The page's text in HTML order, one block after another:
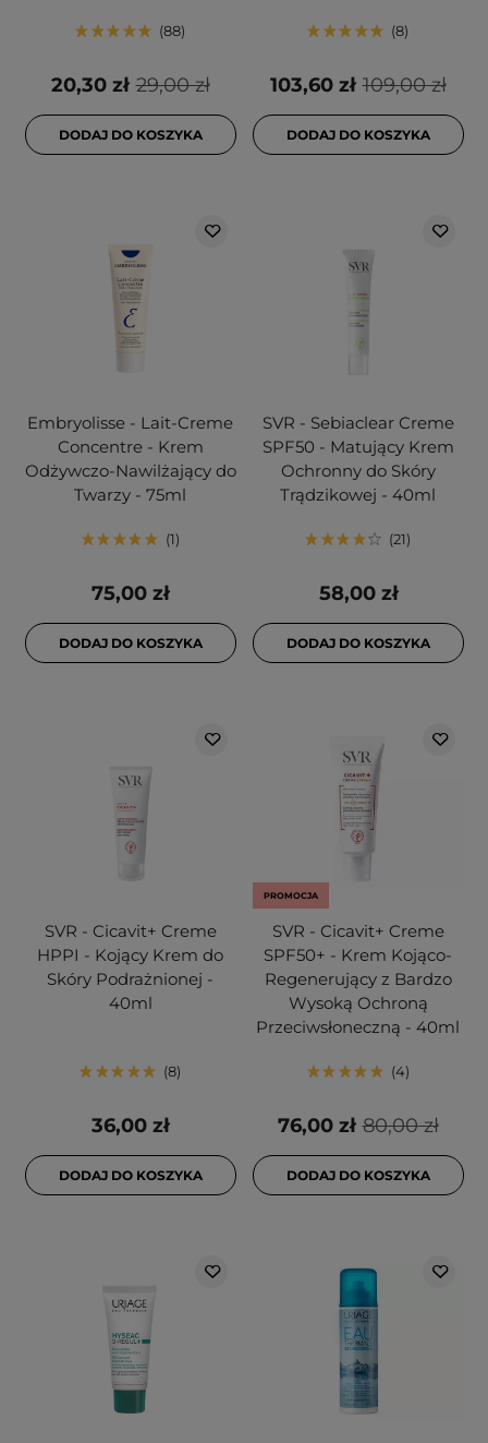
88
29,00 zł
20,30 zł
DODAJ DO KOSZYKA
8
109,00 zł
103,60 zł
DODAJ DO KOSZYKA
Embryolisse - Lait-Creme
Concentre - Krem
Odżywczo-Nawilżający do
Twarzy - 75ml
1
75,00 zł
DODAJ DO KOSZYKA
SVR - Sebiaclear Creme
SPF50 - Matujący Krem
Ochronny do Skóry
Trądzikowej - 40ml
21
58,00 zł
DODAJ DO KOSZYKA
SVR - Cicavit+ Creme
HPPI - Kojący Krem do
Skóry Podrażnionej -
40ml
8
36,00 zł
DODAJ DO KOSZYKA
PROMOCJA
SVR - Cicavit+ Creme
SPF50+ - Krem Kojąco-
Regenerujący z Bardzo
Wysoką Ochroną
Przeciwsłoneczną - 40ml
4
80,00 zł
76,00 zł
DODAJ DO KOSZYKA